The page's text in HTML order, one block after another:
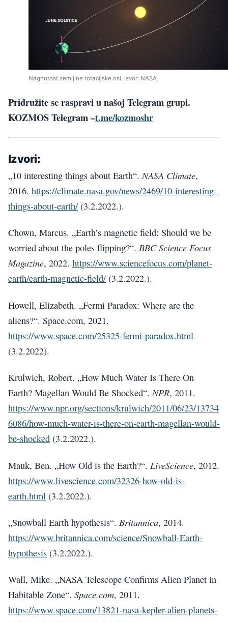
Nagnutost zemljine rotacijske osi. Izvor: NASA.
Pridružite se raspravi u našoj Telegram grupi.
KOZMOS Telegram–t.me/kozmoshr
Izvori:
„10 interesting things about Earth“. NASA Climate,
2016. https://climate.nasa.gov/news/2469/10-interesting-
things-about-earth/ (3.2.2022.).
Chown, Marcus. „Earth’s magnetic field: Should we be
worried about the poles flipping?“. BBC Science Focus
Magazine, 2022. https://www.sciencefocus.com/planet-
earth/earth-magnetic-field/ (3.2.2022.).
Howell, Elizabeth. „Fermi Paradox: Where are the
aliens?“. Space.com, 2021.
https://www.space.com/25325-fermi-paradox.html
(3.2.2022).
Krulwich, Robert. „How Much Water Is There On
Earth? Magellan Would Be Shocked“.NPR, 2011.
https://www.npr.org/sections/krulwich/2011/06/23/13734
6086/how-much-water-is-there-on-earth-magellan-would-
be-shocked (3.2.2022.).
Mauk, Ben. „How Old is the Earth?“. LiveScience, 2012.
https://www.livescience.com/32326-how-old-is-
earth.html (3.2.2022.).
„Snowball Earth hypothesis“. Britannica, 2014.
https://www.britannica.com/science/Snowball-Earth-
hypothesis (3.2.2022.).
Wall, Mike. „NASA Telescope Confirms Alien Planet in
Habitable Zone“. Space.com, 2011.
https://www.space.com/13821-nasa-kepler-alien-planets-